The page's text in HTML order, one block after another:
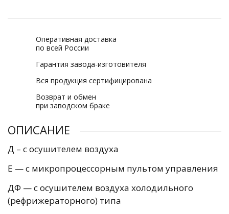
Оперативная доставка
по всей России
Гарантия завода-изготовителя
Вся продукция сертифицирована
Возврат и обмен
при заводском браке
ОПИСАНИЕ
Д – с осушителем воздуха
Е — с микропроцессорным пультом управления
ДФ — с осушителем воздуха холодильного
(рефрижераторного) типа